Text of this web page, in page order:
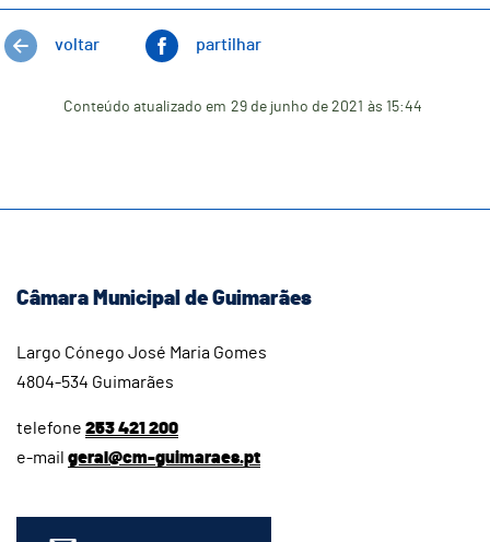
voltar partilhar
Conteúdo atualizado em 29 de junho de 2021 às 15:44
Câmara Municipal de Guimarães
Largo Cónego José Maria Gomes
4804-534 Guimarães
telefone 253 421 200
e-mail geral@cm-guimaraes.pt